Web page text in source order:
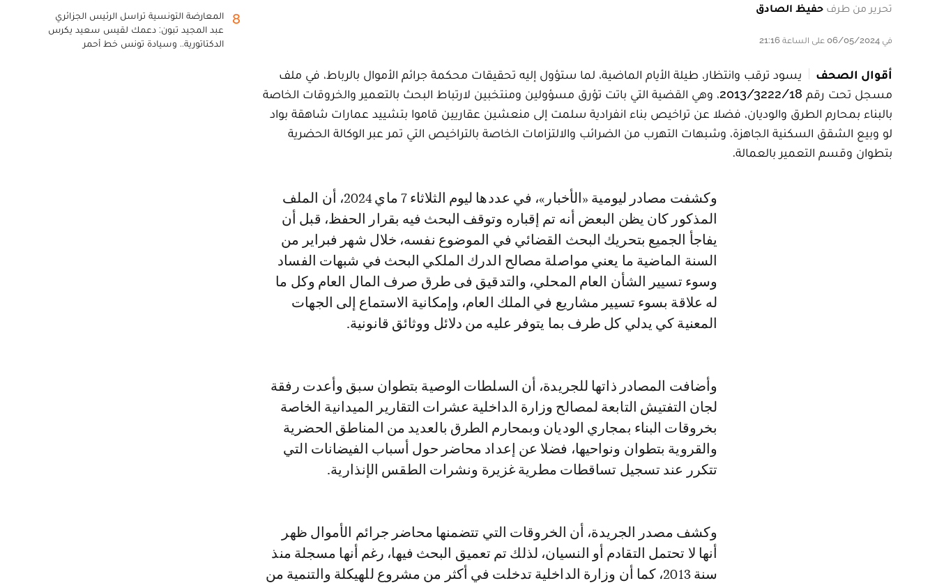
تحرير من طرف حفيظ الصادق
في 06/05/2024 على الساعة 21:16
أقوال الصحف
يسود ترقب وانتظار، طيلة الأيام الماضية، لما ستؤول إليه تحقيقات محكمة جرائم الأموال بالرباط، في ملف
مسجل تحت رقم 2013/3222/18، وهي القضية التي باتت تؤرق مسؤولين ومنتخبين لارتباط البحث بالتعمير والخروقات الخاصة
بالبناء بمحارم الطرق والوديان، فضلا عن تراخيص بناء انفرادية سلمت إلى منعشين عقاريين قاموا بتشييد عمارات شاهقة بواد
لو وبيع الشقق السكنية الجاهزة، وشبهات التهرب من الضرائب والالتزامات الخاصة بالتراخيص التي تمر عبر الوكالة الحضرية
بتطوان وقسم التعمير بالعمالة.
وكشفت مصادر ليومية «الأخبار»، في عددها ليوم الثلاثاء 7 ماي 2024، أن الملف
المذكور كان يظن البعض أنه تم إقباره وتوقف البحث فيه بقرار الحفظ، قبل أن
يفاجأ الجميع بتحريك البحث القضائي في الموضوع نفسه، خلال شهر فبراير من
السنة الماضية ما يعني مواصلة مصالح الدرك الملكي البحث في شبهات الفساد
وسوء تسيير الشأن العام المحلي، والتدقيق فى طرق صرف المال العام وكل ما
له علاقة بسوء تسيير مشاريع في الملك العام، وإمكانية الاستماع إلى الجهات
المعنية كي يدلي كل طرف بما يتوفر عليه من دلائل ووثائق قانونية.
وأضافت المصادر ذاتها للجريدة، أن السلطات الوصية بتطوان سبق وأعدت رفقة
لجان التفتيش التابعة لمصالح وزارة الداخلية عشرات التقارير الميدانية الخاصة
بخروقات البناء بمجاري الوديان وبمحارم الطرق بالعديد من المناطق الحضرية
والقروية بتطوان ونواحيها، فضلا عن إعداد محاضر حول أسباب الفيضانات التي
تتكرر عند تسجيل تساقطات مطرية غزيرة ونشرات الطقس الإنذارية.
وكشف مصدر الجريدة، أن الخروقات التي تتضمنها محاضر جرائم الأموال ظهر
أنها لا تحتمل التقادم أو النسيان، لذلك تم تعميق البحث فيها، رغم أنها مسجلة منذ
سنة 2013، كما أن وزارة الداخلية تدخلت في أكثر من مشروع للهيكلة والتنمية من
8
المعارضة التونسية تراسل الرئيس الجزائري
عبد المجيد تبون: دعمك لقيس سعيد يكرس
الدكتاتورية.. وسيادة تونس خط أحمر